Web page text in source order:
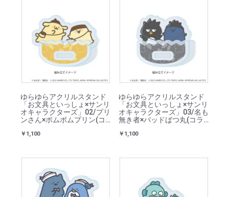
ゆらゆらアクリルスタンド
「お文具といっしょ×サンリ
オキャラクターズ」02/プリ
ンさん×ポムポムプリン(コ
￥1,100
ゆらゆらアクリルスタンド
「お文具といっしょ×サンリ
オキャラクターズ」03/名も
無き者×バッドばつ丸(コラ
￥1,100